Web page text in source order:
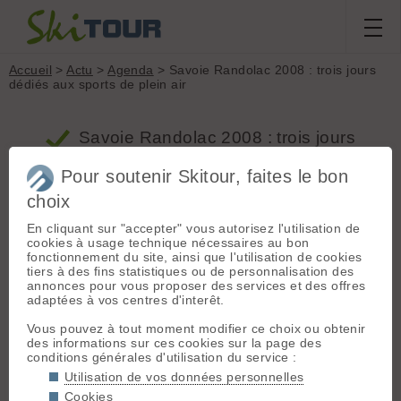
Accueil > Actu > Agenda > Savoie Randolac 2008 : trois jours
dédiés aux sports de plein air
Savoie Randolac 2008 : trois jours
dédiés aux sports de plein air - Agenda
2 votes
aux sports de plein air
Proposé par Jeroen le 26.09.08 à 19:03 ::
www.ledauphine.com :: 1059 vus :: 196 clics ::
0
commentaires::Agenda
heures. L'accès au site pour le public sera possible
dès 16 heures.
Jusqu'à dimanche, l'esplanade du lac du Bourget,
à Aix-les-Bains, sera le centre névralgique de la
manifestation regroupant village des partenaires et
animations inscrites dans le cadre des Virades de
Pour soutenir Skitour, faites le bon
choix
En cliquant sur "accepter" vous autorisez l'utilisation de
cookies à usage technique nécessaires au bon
fonctionnement du site, ainsi que l'utilisation de cookies
tiers à des fins statistiques ou de personnalisation des
annonces pour vous proposer des services et des offres
adaptées à vos centres d'interêt.
Vous pouvez à tout moment modifier ce choix ou obtenir
des informations sur ces cookies sur la page des
conditions générales d'utilisation du service :
Utilisation de vos données personnelles
Cookies